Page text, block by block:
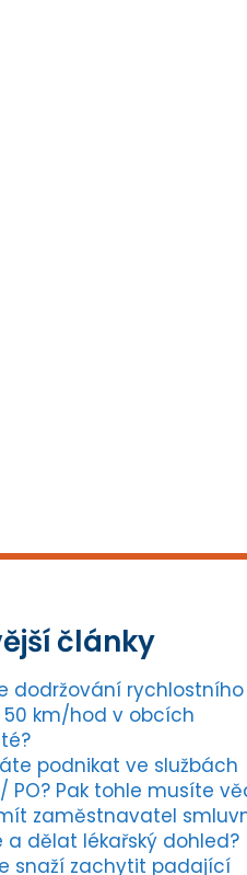
články
dodržování rychlostního
km/hod v obcích
podnikat ve službách
/ PO? Pak tohle musíte
zaměstnavatel
a dělat lékařský dohled?
snaží zachytit padající